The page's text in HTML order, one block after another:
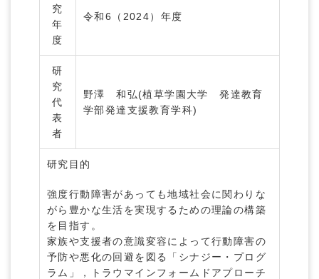
究
年
度
令和6（2024）年度
研
究
代
表
者
野澤 和弘(植草学園大学 発達教育
学部発達支援教育学科)
研究目的
強度行動障害があっても地域社会に関わりな
がら豊かな生活を実現するための理論の構築
を目指す。
家族や支援者の意識変容によって行動障害の
予防や悪化の回避を図る「シナジー・プログ
ラム」，トラウマインフォームドアプローチ